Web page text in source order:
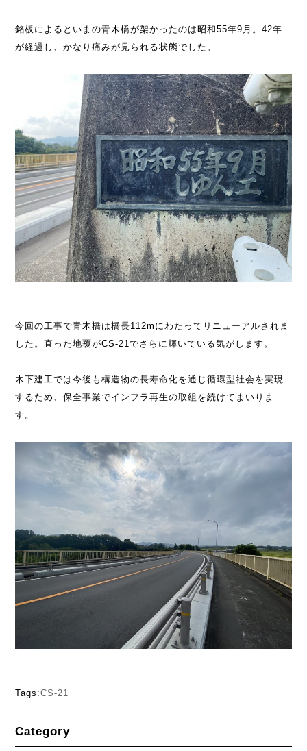
銘板によるといまの青木橋が架かったのは昭和55年9月。42年
が経過し、かなり痛みが見られる状態でした。
今回の工事で青木橋は橋長112mにわたってリニューアルされま
した。直った地覆がCS-21でさらに輝いている気がします。
木下建工では今後も構造物の長寿命化を通じ循環型社会を実現
するため、保全事業でインフラ再生の取組を続けてまいりま
す。
Tags:CS-21
Category